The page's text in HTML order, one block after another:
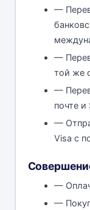
—
—
той же
—
почте и
—
Visa с
—
—